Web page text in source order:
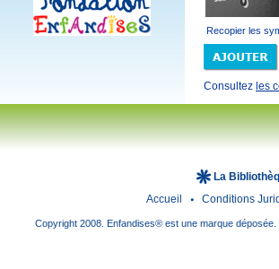
Recopier les
Consultez les
La
Accueil
Conditions
Copyright 2008. Enfandises® est une marque